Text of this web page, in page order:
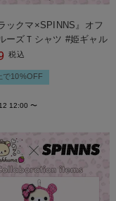
ックマ×SPINNS』オフ
ーズＴシャツ #姫ギャル
税込
で10%OFF
12:00 〜